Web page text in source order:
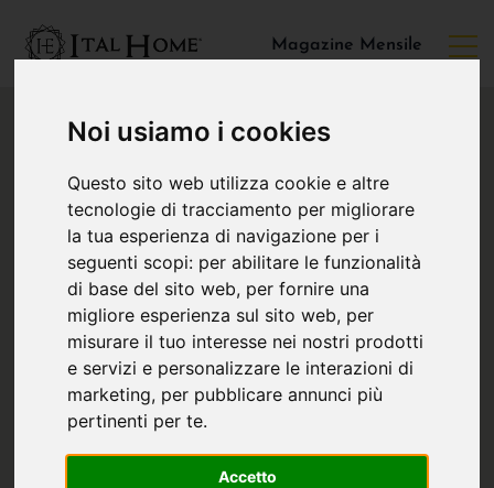
Noi usiamo i cookies
Questo sito web utilizza cookie e altre
tecnologie di tracciamento per migliorare
la tua esperienza di navigazione per i
seguenti scopi: per abilitare le funzionalità
di base del sito web, per fornire una
migliore esperienza sul sito web, per
misurare il tuo interesse nei nostri prodotti
e servizi e personalizzare le interazioni di
marketing, per pubblicare annunci più
pertinenti per te.
Accetto
Magazine Mensile